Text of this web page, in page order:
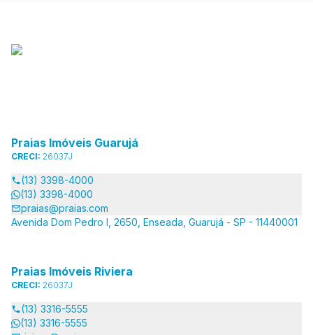
Praias Imóveis Guarujá
CRECI: 26037J
(13) 3398-4000
(13) 3398-4000
praias@praias.com
Avenida Dom Pedro I, 2650, Enseada, Guarujá - SP - 11440001
Praias Imóveis Riviera
CRECI: 26037J
(13) 3316-5555
(13) 3316-5555